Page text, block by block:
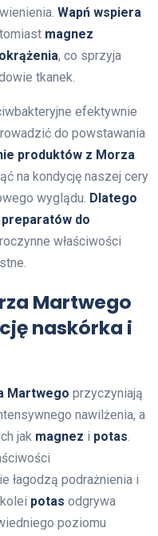
Wapń wspiera
magnez
, co sprzyja
tkanek.
efektywnie
do powstawania
produktów z Morza
na kondycję naszej cery
wyglądu. Dlatego
do
właściwości
Martwego
naskórka i
Martwego przyczyniają
nawilżenia, a
jak magnez i potas.
łagodzą podrażnienia i
potas odgrywa
poziomu